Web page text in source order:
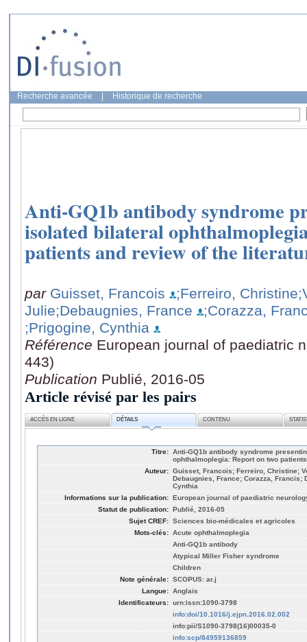
Recherche avancée Historique de recherche
Anti-GQ1b antibody syndrome
isolated bilateral
patients and review of the
par Guisset, Francois ;Ferreiro, Christine
Julie;Debaugnies, France
;Corazza,
;Prigogine, Cynthia
Référence European journal of paediatric
443)
Publication Publié, 2016-05
Article révisé par les pairs
ACCÈS EN LIGNE DÉTAILS CONTENU
Titre: Anti-GQ1b antibody syndrome
ophthalmoplegia: Report on two
Auteur: Guisset, Francois; Ferreiro, Christine;
Debaugnies, France; Corazza,
Cynthia
Informations sur la publication: European journal of paediatric
Statut de publication: Publié, 2016-05
Sujet CREF: Sciences bio-médicales et agricoles
Mots-clés: Acute ophthalmoplegia
Anti-GQ1b antibody
Atypical Miller Fisher syndrome
Children
Note générale: SCOPUS: ar.j
Langue: Anglais
Identificateurs: urn:issn:1090-3798
info:doi/10.1016/j.ejpn.2016.02.002
info:pii/S1090-3798(16)00035-0
info:scp/84959136859